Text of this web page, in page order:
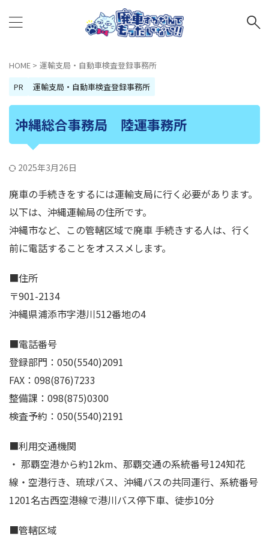
HOME > 運輸支局・自動車検査登録事務所
PR
運輸支局・自動車検査登録事務所
沖縄総合事務局 陸運事務所
2025年3月26日
廃車の手続きをするには運輸支局に行く必要があります。
以下は、沖縄運輸局の住所です。
沖縄市など、この管轄区域で廃車 手続きする人は、行く
前に電話することをオススメします。
■住所
〒901-2134
沖縄県浦添市字港川512番地の4
■電話番号
登録部門：050(5540)2091
FAX：098(876)7233
整備課：098(875)0300
検査予約：050(5540)2191
■利用交通機関
・ 那覇空港から約12km、那覇交通の系統番号124知花
線・空港行き、琉球バス、沖縄バスの共同運行、系統番号
1201名古西空港線で港川バス停下車、徒歩10分
■管轄区域